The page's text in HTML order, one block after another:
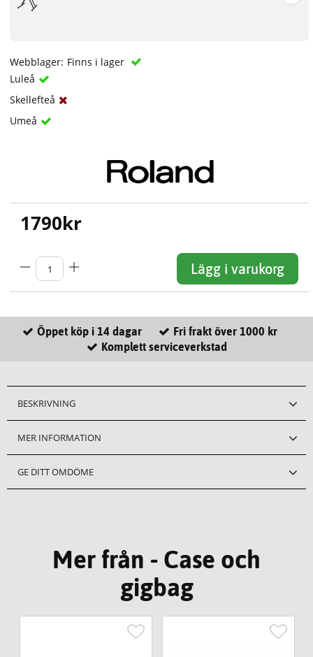
Webblager: Finns i lager
Luleå
Skellefteå
Umeå
1790kr
Lägg i varukorg
Öppet köp i 14 dagar
Fri frakt över 1000 kr
Komplett serviceverkstad
BESKRIVNING
MER INFORMATION
GE DITT OMDÖME
Mer från - Case och
gigbag